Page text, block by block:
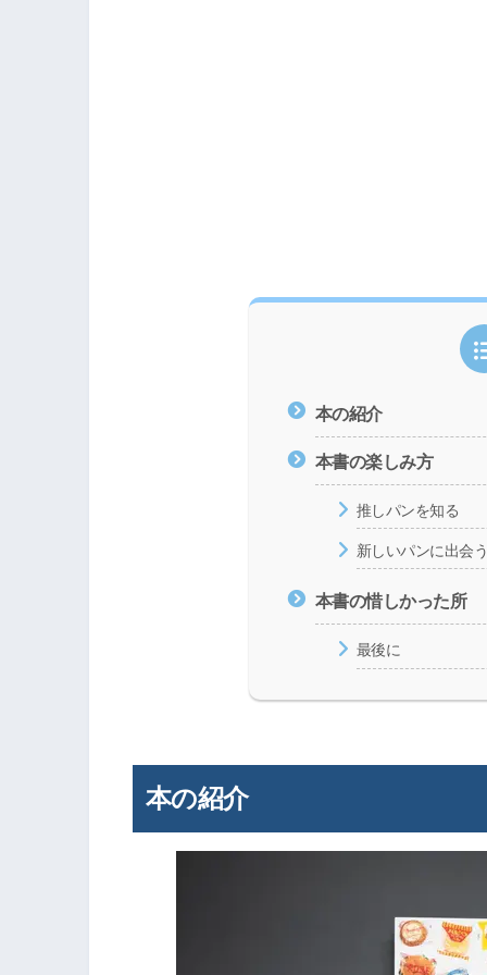
本の紹介
本書の楽しみ方
推しパンを知る
新しいパンに出会
本書の惜しかった所
最後に
本の紹介